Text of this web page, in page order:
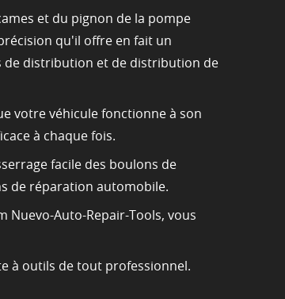
et du pignon de la pompe
qu'il offre en fait un
distribution et de distribution de
votre véhicule fonctionne à son
à chaque fois.
facile des boulons de
de réparation automobile.
Auto-Repair-Tools, vous
à outils de tout professionnel.